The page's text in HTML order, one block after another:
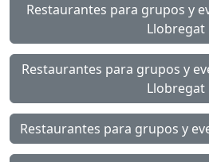
Restaurantes para grupos y
Llobregat
Restaurantes para grupos y
Llobregat
Restaurantes para grupos y